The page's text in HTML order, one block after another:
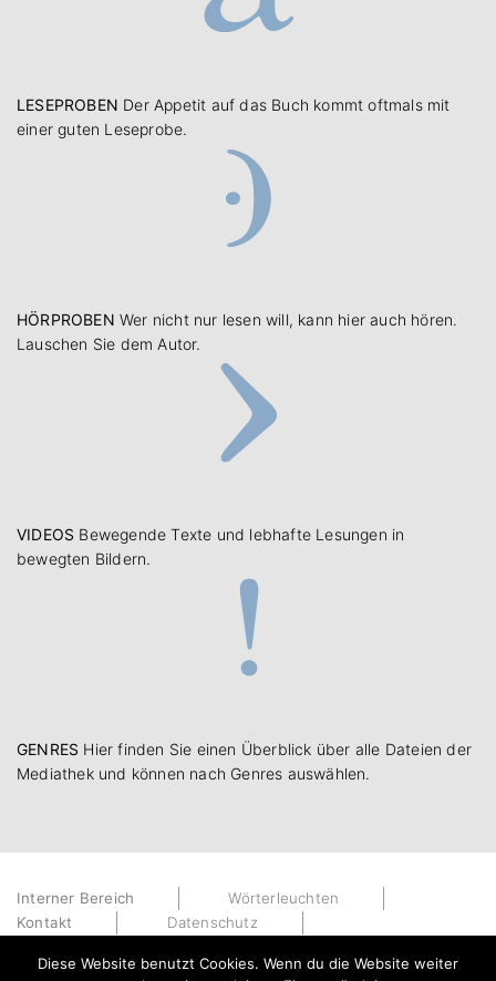
LESEPROBEN Der Appetit auf das Buch kommt oftmals mit
einer guten Leseprobe.
HÖRPROBEN Wer nicht nur lesen will, kann hier auch hören.
Lauschen Sie dem Autor.
VIDEOS Bewegende Texte und lebhafte Lesungen in
bewegten Bildern.
GENRES Hier finden Sie einen Überblick über alle Dateien der
Mediathek und können nach Genres auswählen.
Interner Bereich
Wörterleuchten
Kontakt
Datenschutz
Diese Website benutzt Cookies. Wenn du die Website weiter